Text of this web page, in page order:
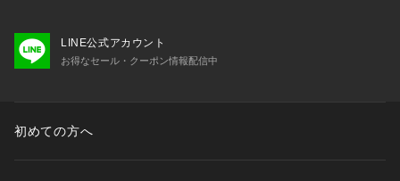
LINE公式アカウント
お得なセール・クーポン情報配信中
初めての方へ